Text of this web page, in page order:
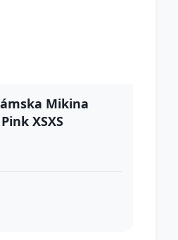
Mikina
XSXS